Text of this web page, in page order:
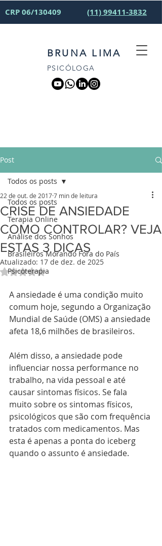
CRP 06/130409 (11) 99411-3832
BRUNA LIMA
PSICÓLOGA
Post
Todos os posts
Terapia Online
Análise dos Sonhos
Brasileiros Morando Fora do País
Psicoterapia
Todos os posts
CRISE DE ANSIEDADE
COMO CONTROLAR? VEJA
ESTAS 3 DICAS
22 de out. de 20177 min de leitura
Atualizado: 17 de dez. de 2025
Avaliado com NaN de 5 estrelas.
A ansiedade é uma condição muito
comum hoje, segundo a Organização
Mundial de Saúde (OMS) a ansiedade
afeta 18,6 milhões de brasileiros.
Além disso, a ansiedade pode
influenciar nossa performance no
trabalho, na vida pessoal e até
causar sintomas físicos. Se fala
muito sobre os sintomas físicos,
psicológicos que são com frequência
tratados com medicamentos. Mas
esta é apenas a ponta do iceberg
quando o assunto é ansiedade.